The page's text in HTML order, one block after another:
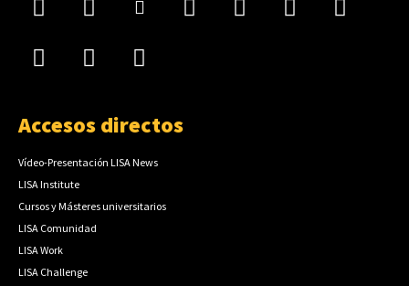
Accesos directos
Vídeo-Presentación LISA News
LISA Institute
Cursos y Másteres universitarios
LISA Comunidad
LISA Work
LISA Challenge